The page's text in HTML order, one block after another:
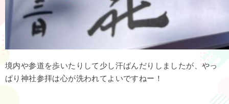
境内や参道を歩いたりして少し汗ばんだりしましたが、やっ
ぱり神社参拝は心が洗われてよいですねー！